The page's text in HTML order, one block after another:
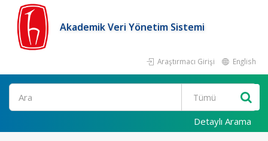
Akademik Veri Yönetim Sistemi
Araştırmacı Girişi English
Ara
Detaylı Arama